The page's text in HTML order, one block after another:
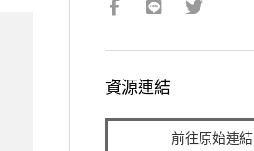
資源連結
前往原始連結